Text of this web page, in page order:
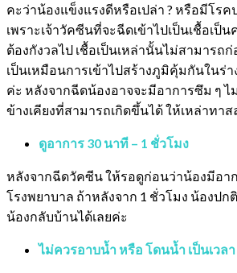
คะว่าน้องแข็งแรงดีหรือเปล่า ? หรือมีโรค
เพราะเจ้าวัคซีนที่จะฉีดเข้าไปเป็นเชื้อเป็
ต้องกังวลไป เชื้อเป็นเหล่านั้นไม่สามารถ
เป็นเหมือนการเข้าไปสร้างภูมิคุ้มกันในร่
ค่ะ หลังจากฉีดน้องอาจจะมีอาการซึม ๆ ไ
ข้างเคียงที่สามารถเกิดขึ้นได้ ให้เหล่าทา
ดูอาการ 30 นาที – 1 ชั่วโมง
หลังจากฉีดวัคซีน ให้รอดูก่อนว่าน้องมีอา
โรงพยาบาล ถ้าหลังจาก 1 ชั่วโมง น้องปก
น้องกลับบ้านได้เลยค่ะ
ไม่ควรอาบน้ำ หรือ โดนน้ำ เป็นเวลา